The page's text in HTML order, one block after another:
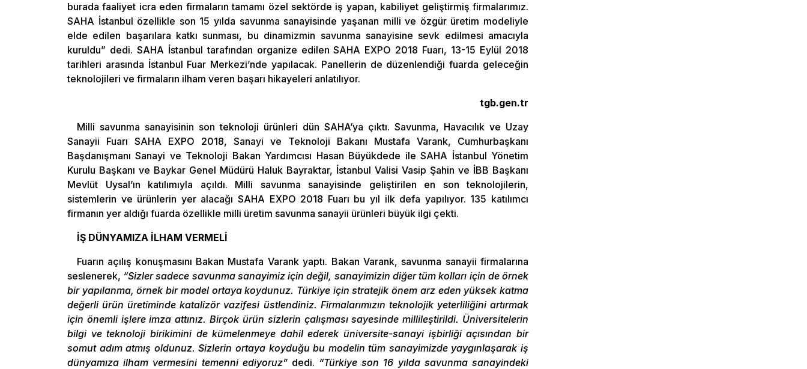
burada faaliyet icra eden firmaların tamamı özel sektörde iş yapan, kabiliyet geliştirmiş firmalarımız.
SAHA İstanbul özellikle son 15 yılda savunma sanayisinde yaşanan milli ve özgür üretim modeliyle
elde edilen başarılara katkı sunması, bu dinamizmin savunma sanayisine sevk edilmesi amacıyla
kuruldu” dedi. SAHA İstanbul tarafından organize edilen SAHA EXPO 2018 Fuarı, 13-15 Eylül 2018
tarihleri arasında İstanbul Fuar Merkezi’nde yapılacak. Panellerin de düzenlendiği fuarda geleceğin
teknolojileri ve firmaların ilham veren başarı hikayeleri anlatılıyor.
tgb.gen.tr
Milli savunma sanayisinin son teknoloji ürünleri dün SAHA’ya çıktı. Savunma, Havacılık ve Uzay
Sanayii Fuarı SAHA EXPO 2018, Sanayi ve Teknoloji Bakanı Mustafa Varank, Cumhurbaşkanı
Başdanışmanı Sanayi ve Teknoloji Bakan Yardımcısı Hasan Büyükdede ile SAHA İstanbul Yönetim
Kurulu Başkanı ve Baykar Genel Müdürü Haluk Bayraktar, İstanbul Valisi Vasip Şahin ve İBB Başkanı
Mevlüt Uysal’ın katılımıyla açıldı. Milli savunma sanayisinde geliştirilen en son teknolojilerin,
sistemlerin ve ürünlerin yer alacağı SAHA EXPO 2018 Fuarı bu yıl ilk defa yapılıyor. 135 katılımcı
firmanın yer aldığı fuarda özellikle milli üretim savunma sanayii ürünleri büyük ilgi çekti.
İŞ DÜNYAMIZA İLHAM VERMELİ
Fuarın açılış konuşmasını Bakan Mustafa Varank yaptı. Bakan Varank, savunma sanayii firmalarına
seslenerek, “Sizler sadece savunma sanayimiz için değil, sanayimizin diğer tüm kolları için de örnek
bir yapılanma, örnek bir model ortaya koydunuz. Türkiye için stratejik önem arz eden yüksek katma
değerli ürün üretiminde katalizör vazifesi üstlendiniz. Firmalarımızın teknolojik yeterliliğini artırmak
için önemli işlere imza attınız. Birçok ürün sizlerin çalışması sayesinde millileştirildi. Üniversitelerin
bilgi ve teknoloji birikimini de kümelenmeye dahil ederek üniversite-sanayi işbirliği açısından bir
somut adım atmış oldunuz. Sizlerin ortaya koyduğu bu modelin tüm sanayimizde yaygınlaşarak iş
dünyamıza ilham vermesini temenni ediyoruz” dedi. “Türkiye son 16 yılda savunma sanayindeki